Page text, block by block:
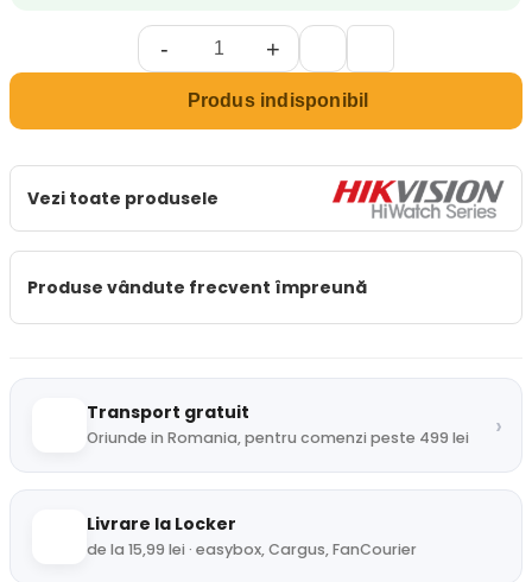
- +
Produs indisponibil
Vezi toate produsele
Produse vândute frecvent împreună
Transport gratuit
Oriunde in Romania, pentru comenzi peste 499 lei ›
Livrare la Locker
de la 15,99 lei · easybox, Cargus, FanCourier